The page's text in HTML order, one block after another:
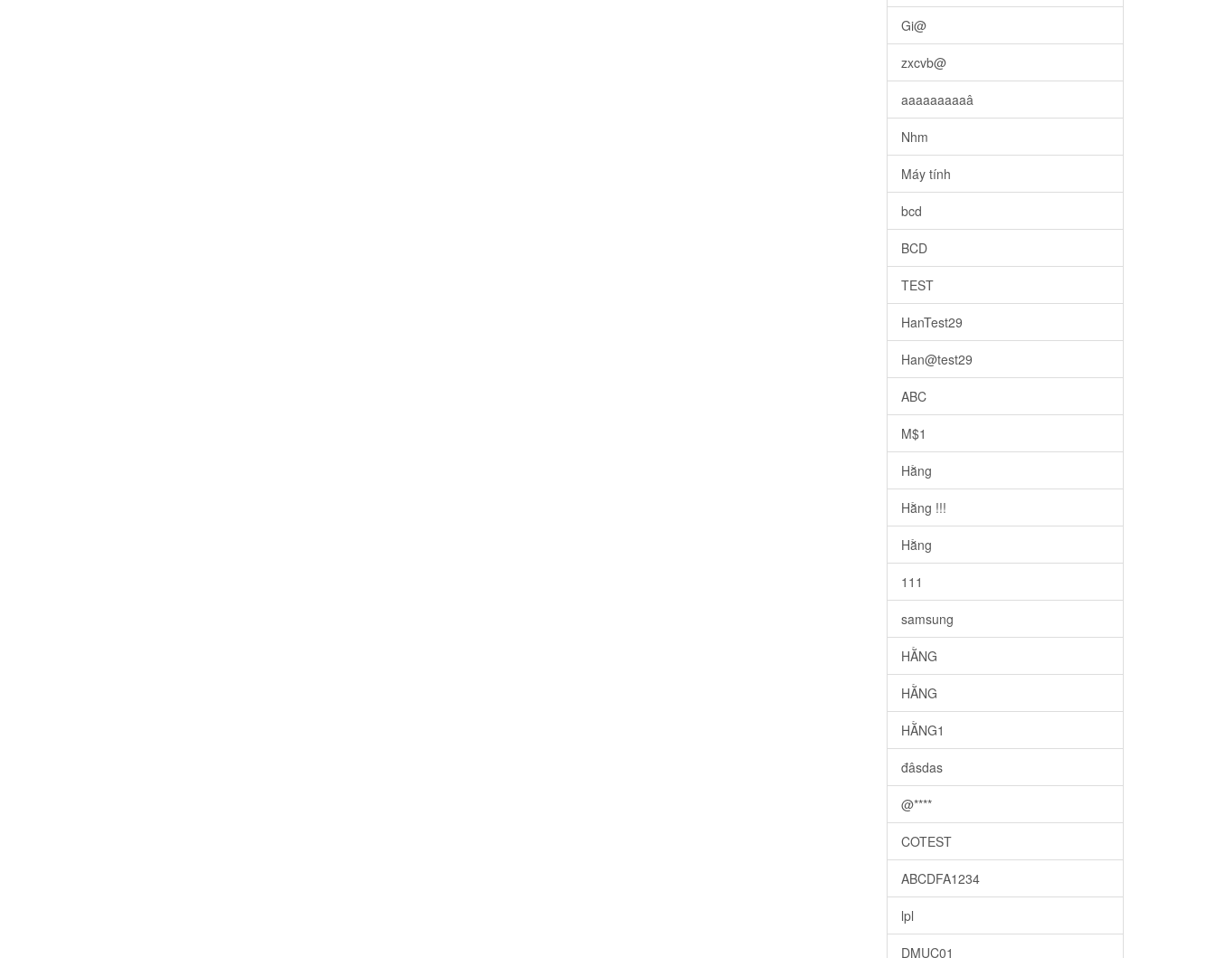
Gi@
zxcvb@
aaaaaaaaaâ
Nhm
Máy tính
bcd
BCD
TEST
HanTest29
Han@test29
ABC
M$1
Hằng
Hằng !!!
Hằng
111
samsung
HẰNG
HẰNG
HẰNG1
đâsdas
@****
COTEST
ABCDFA1234
lpl
DMUC01